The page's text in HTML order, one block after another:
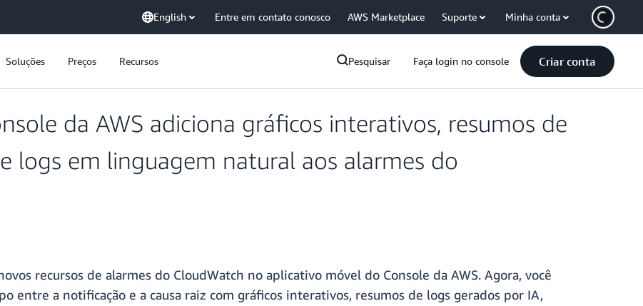
English Entre em contato conosco AWS Marketplace Suporte Minha conta
Soluções Preços Recursos Pesquisar Faça login no console Criar conta
da AWS adiciona gráficos interativos, resumos de
logs em linguagem natural aos alarmes do
recursos de alarmes do CloudWatch no aplicativo móvel do Console da AWS. Agora, você
entre a notificação e a causa raiz com gráficos interativos, resumos de logs gerados por IA,